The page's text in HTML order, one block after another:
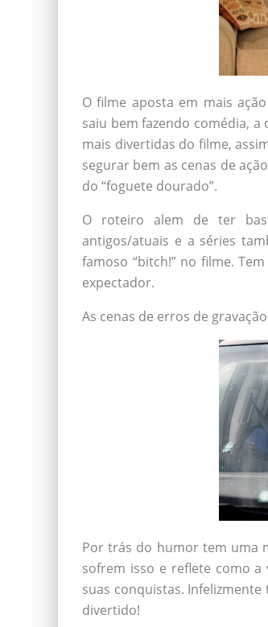
O filme aposta em mais
saiu bem fazendo comédia,
mais divertidas do filme,
segurar bem as cenas de
do “foguete dourado”.
O roteiro alem de ter
antigos/atuais e a séries
famoso “bitch!” no filme.
expectador.
As cenas de erros de
Por trás do humor tem uma
sofrem isso e reflete como a
suas conquistas.
divertido!